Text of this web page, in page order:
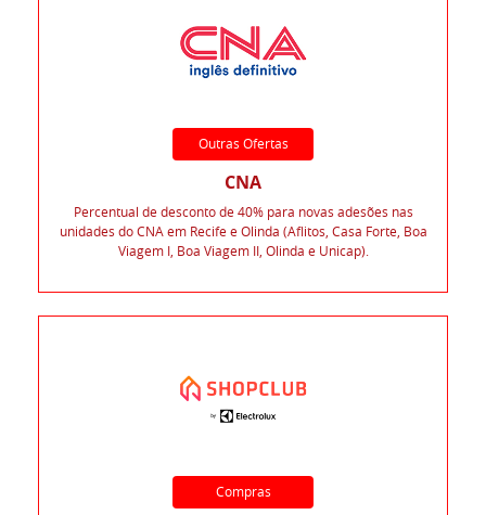
Outras Ofertas
CNA
Percentual de desconto de 40% para novas adesões nas
unidades do CNA em Recife e Olinda (Aflitos, Casa Forte, Boa
Viagem I, Boa Viagem II, Olinda e Unicap).
Compras